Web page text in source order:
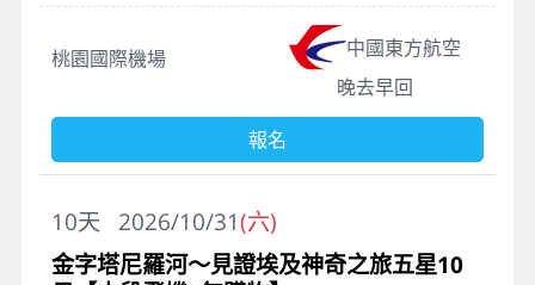
桃園國際機場
中國東方航空
晚去早回
報名
2026/10/31(六)
10天
金字塔尼羅河～見證埃及神奇之旅五星10